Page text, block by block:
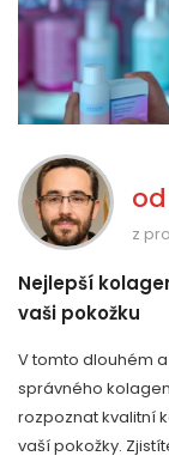
od
z
Nejlepší
vaši pokožku
V tomto dlouhém
správného
rozpoznat kvalitní
vaší pokožky.